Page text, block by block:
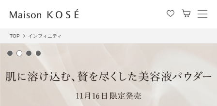
メ
を
TOP インフィニティ